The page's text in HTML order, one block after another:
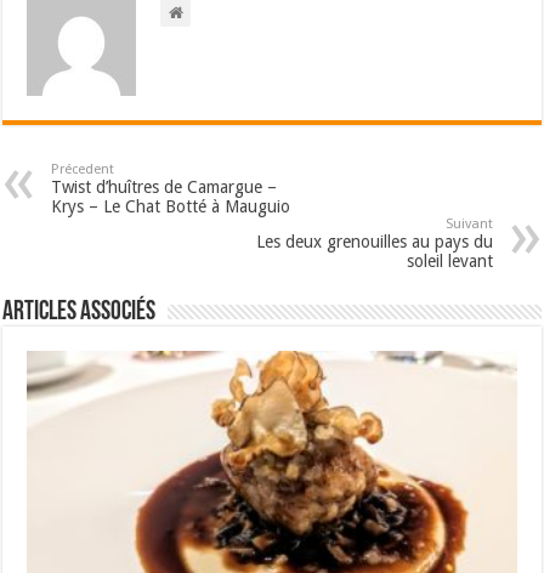
Précedent
Twist d’huîtres de Camargue –
Krys – Le Chat Botté à Mauguio
Suivant
Les deux grenouilles au pays du
soleil levant
Articles associés